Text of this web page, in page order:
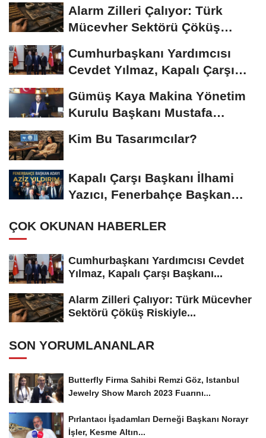
Alarm Zilleri Çalıyor: Türk
Mücevher Sektörü Çöküş
Cumhurbaşkanı Yardımcısı
Cevdet Yılmaz, Kapalı Çarşı
Gümüş Kaya Makina Yönetim
Kurulu Başkanı Mustafa
Kim Bu Tasarımcılar?
Kapalı Çarşı Başkanı İlhami
Yazıcı, Fenerbahçe Başkan
ÇOK OKUNAN HABERLER
Cumhurbaşkanı Yardımcısı Cevdet
Yılmaz, Kapalı Çarşı Başkanı...
Alarm Zilleri Çalıyor: Türk Mücevher
Sektörü Çöküş Riskiyle...
SON YORUMLANANLAR
Butterfly Firma Sahibi Remzi Göz, Istanbul
Jewelry Show March 2023 Fuarını...
Pırlantacı İşadamları Derneği Başkanı Norayr
İşler, Kesme Altın...